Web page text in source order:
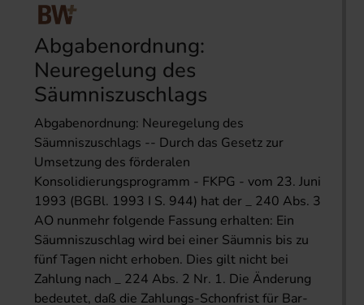
Abgabenordnung:
Neuregelung des
Säumniszuschlags
Abgabenordnung: Neuregelung des
Säumniszuschlags -- Durch das Gesetz zur
Umsetzung des förderalen
Konsolidierungsprogramm - FKPG - vom 23. Juni
1993 (BGBl. 1993 I S. 944) hat der _ 240 Abs. 3
AO nunmehr folgende Fassung erhalten: Ein
Säumniszuschlag wird bei einer Säumnis bis zu
fünf Tagen nicht erhoben. Dies gilt nicht bei
Zahlung nach _ 224 Abs. 2 Nr. 1. Die Änderung
bedeutet, daß die Zahlungs-Schonfrist für Bar-